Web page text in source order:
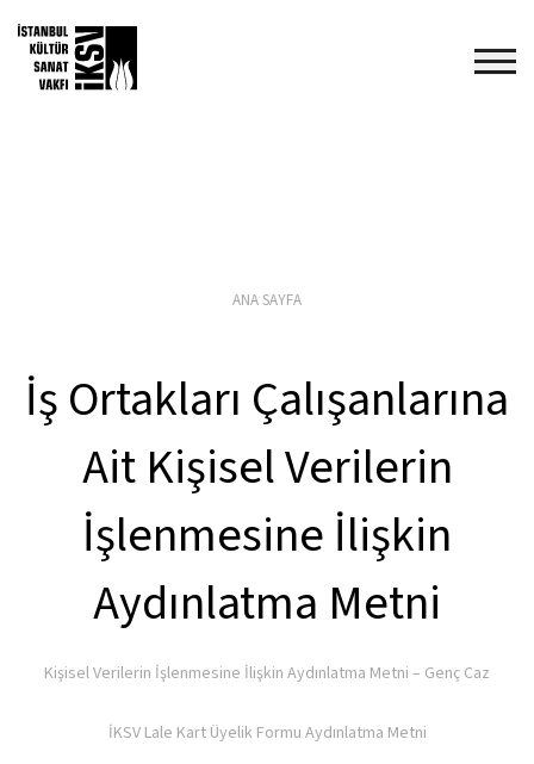
ANA SAYFA
İş Ortakları Çalışanlarına
Ait Kişisel Verilerin
İşlenmesine İlişkin
Aydınlatma Metni
Kişisel Verilerin İşlenmesine İlişkin Aydınlatma Metni – Genç Caz
İKSV Lale Kart Üyelik Formu Aydınlatma Metni